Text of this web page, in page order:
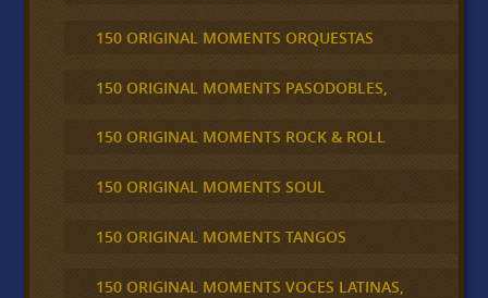
150 ORIGINAL MOMENTS ORQUESTAS
150 ORIGINAL MOMENTS PASODOBLES,
150 ORIGINAL MOMENTS ROCK & ROLL
150 ORIGINAL MOMENTS SOUL
150 ORIGINAL MOMENTS TANGOS
150 ORIGINAL MOMENTS VOCES LATINAS,